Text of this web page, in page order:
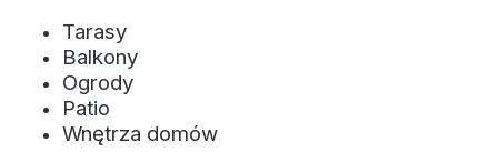
Tarasy
Balkony
Ogrody
Patio
Wnętrza domów